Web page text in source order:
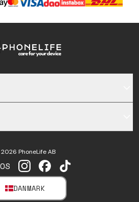
INSTAGRAM
FACEBOOKTIKTOK
DANMARK
SELECT MARKET
2026 PhoneLife AB